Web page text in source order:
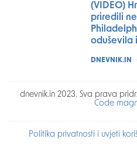
(VIDEO)
priredili
oduševila
POSTED
DNEVNIK.IN
dnevnik.in 2023. Sva prava
Code
Politika privatnosti i uvjeti